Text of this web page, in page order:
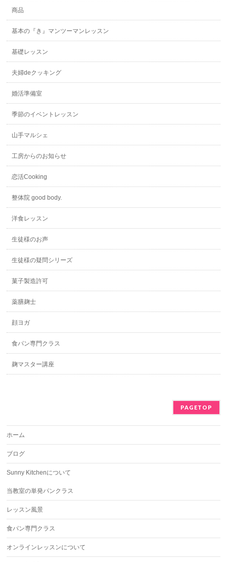
商品
基本の『き』マンツーマンレッスン
基礎レッスン
夫婦deクッキング
婚活準備室
季節のイベントレッスン
山手マルシェ
工房からのお知らせ
恋活Cooking
整体院 good body.
洋食レッスン
生徒様のお声
生徒様の疑問シリーズ
菓子製造許可
薬膳麹士
顔ヨガ
食パン専門クラス
麹マスター講座
PAGETOP
ホーム
ブログ
Sunny Kitchenについて
当教室の単発パンクラス
レッスン風景
食パン専門クラス
オンラインレッスンについて